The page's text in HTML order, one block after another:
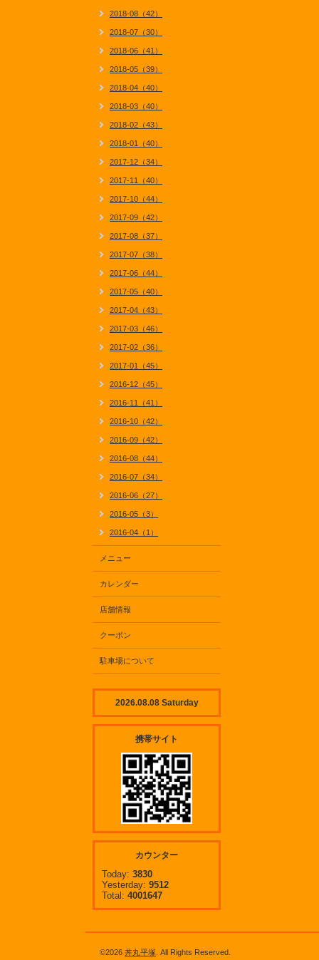
2018-08（42）
2018-07（30）
2018-06（41）
2018-05（39）
2018-04（40）
2018-03（40）
2018-02（43）
2018-01（40）
2017-12（34）
2017-11（40）
2017-10（44）
2017-09（42）
2017-08（37）
2017-07（38）
2017-06（44）
2017-05（40）
2017-04（43）
2017-03（46）
2017-02（36）
2017-01（45）
2016-12（45）
2016-11（41）
2016-10（42）
2016-09（42）
2016-08（44）
2016-07（34）
2016-06（27）
2016-05（3）
2016-04（1）
メニュー
カレンダー
店舗情報
クーポン
駐車場について
2026.08.08 Saturday
携帯サイト
カウンター
Today: 3830
Yesterday: 9512
Total: 4001647
©2026 丼丸平塚 . All Rights Reserved.